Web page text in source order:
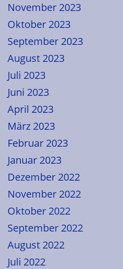
November 2023
Oktober 2023
September 2023
August 2023
Juli 2023
Juni 2023
April 2023
März 2023
Februar 2023
Januar 2023
Dezember 2022
November 2022
Oktober 2022
September 2022
August 2022
Juli 2022